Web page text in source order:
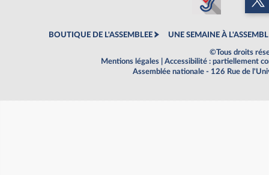
BOUTIQUE DE L'ASSEMBLEE UNE SEMAINE À
©Tous droits
Mentions légales
Accessibilité : partiellement
Assemblée nationale - 126 Rue de